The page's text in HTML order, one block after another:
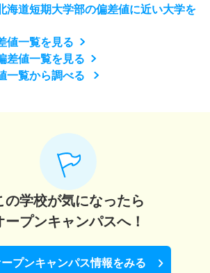
海道短期大学部の偏差値に近い大学を
値一覧を見る
差値一覧を見る
一覧から調べる
の学校が気になったら
ープンキャンパスへ！
プンキャンパス情報をみる